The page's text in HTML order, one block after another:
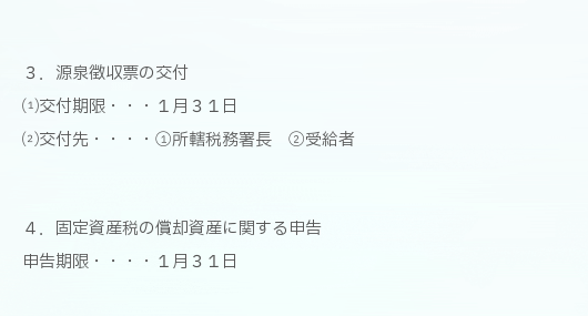
３．源泉徴収票の交付
⑴交付期限・・・１月３１日
⑵交付先・・・・①所轄税務署長 ②受給者
４．固定資産税の償却資産に関する申告
申告期限・・・・１月３１日